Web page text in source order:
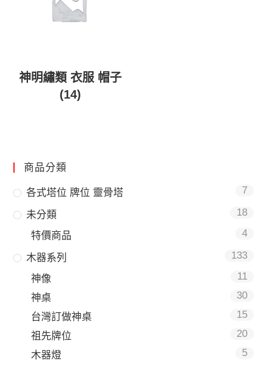
神明繡類 衣服 帽子
(14)
商品分類
各式塔位 牌位 靈骨塔 7
未分類 18
特價商品 4
木器系列 133
神像
11
神桌
30
台灣訂做神桌
15
祖先牌位
20
木器燈
5